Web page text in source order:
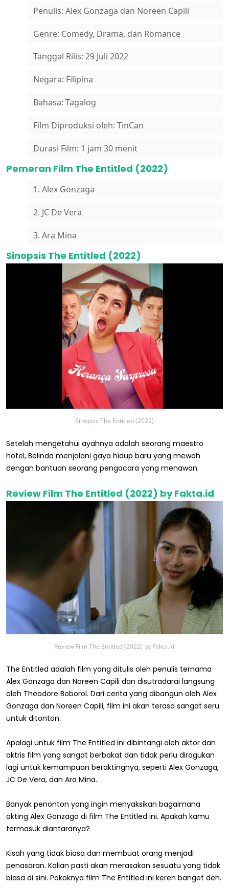
Penulis: Alex Gonzaga dan Noreen Capili
Genre: Comedy, Drama, dan Romance
Tanggal Rilis: 29 Juli 2022
Negara: Filipina
Bahasa: Tagalog
Film Diproduksi oleh: TinCan
Durasi Film: 1 jam 30 menit
Pemeran Film The Entitled (2022)
1. Alex Gonzaga
2. JC De Vera
3. Ara Mina
Sinopsis The Entitled (2022)
Sinopsis The Entitled (2022)
Setelah mengetahui ayahnya adalah seorang maestro
hotel, Belinda menjalani gaya hidup baru yang mewah
dengan bantuan seorang pengacara yang menawan.
Review Film The Entitled (2022) by Fakta.id
Review Film The Entitled (2022) by Fakta.id
The Entitled adalah film yang ditulis oleh penulis ternama
Alex Gonzaga dan Noreen Capili dan disutradarai langsung
oleh Theodore Boborol. Dari cerita yang dibangun oleh Alex
Gonzaga dan Noreen Capili, film ini akan terasa sangat seru
untuk ditonton.
Apalagi untuk film The Entitled ini dibintangi oleh aktor dan
aktris film yang sangat berbakat dan tidak perlu diragukan
lagi untuk kemampuan beraktingnya, seperti Alex Gonzaga,
JC De Vera, dan Ara Mina.
Banyak penonton yang ingin menyaksikan bagaimana
akting Alex Gonzaga di film The Entitled ini. Apakah kamu
termasuk diantaranya?
Kisah yang tidak biasa dan membuat orang menjadi
penasaran. Kalian pasti akan merasakan sesuatu yang tidak
biasa di sini. Pokoknya film The Entitled ini keren banget deh.